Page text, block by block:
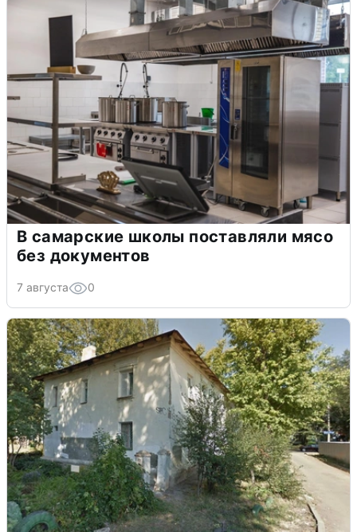
В самарские школы поставляли мясо
без документов
7 августа 0